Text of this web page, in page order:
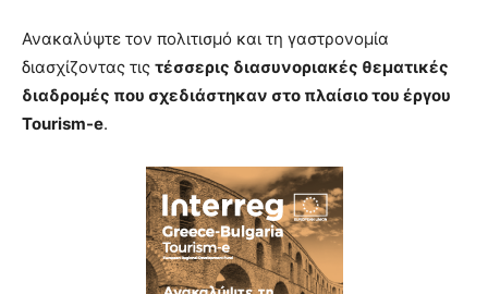
Ανακαλύψτε τον πολιτισμό και τη γαστρονομία
διασχίζοντας τις τέσσερις διασυνοριακές θεματικές
διαδρομές που σχεδιάστηκαν στο πλαίσιο του έργου
Tourism-e.